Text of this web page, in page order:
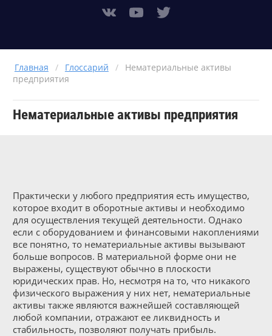
Главная / Глоссарий /
Нематериальные активы
предприятия
Нематериальные активы предприятия
Практически у любого предприятия есть имущество,
которое входит в оборотные активы и необходимо
для осуществления текущей деятельности. Однако
если с оборудованием и финансовыми накоплениями
все понятно, то нематериальные активы вызывают
больше вопросов. В материальной форме они не
выражены, существуют обычно в плоскости
юридических прав. Но, несмотря на то, что никакого
физического выражения у них нет, нематериальные
активы также являются важнейшей составляющей
любой компании, отражают ее ликвидность и
стабильность, позволяют получать прибыль.